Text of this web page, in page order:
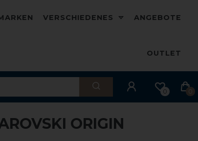
VERSCHIEDENES ANGEBOTE
OUTLET
0 0
ORIGIN